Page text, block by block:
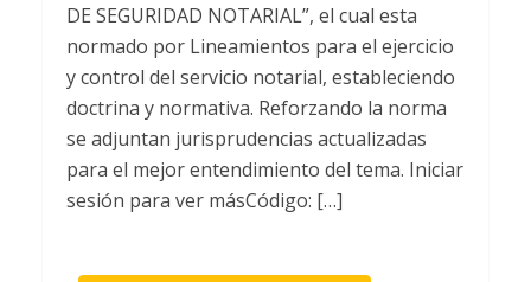
DE SEGURIDAD NOTARIAL”, el cual esta
normado por Lineamientos para el ejercicio
y control del servicio notarial, estableciendo
doctrina y normativa. Reforzando la norma
se adjuntan jurisprudencias actualizadas
para el mejor entendimiento del tema. Iniciar
sesión para ver másCódigo: […]